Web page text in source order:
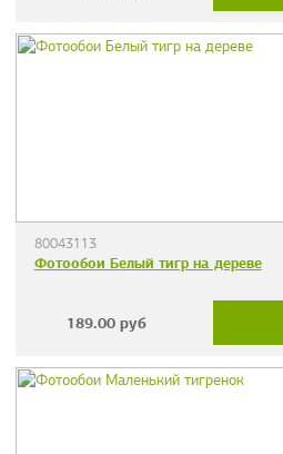
80043113
Фотообои Белый тигр на дереве
189.00 руб